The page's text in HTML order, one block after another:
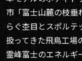
市「富士山麓の枝垂
らぐ杢目とスポルテ
扱ってきた飛鳥工場
霊峰富士のエネルギ